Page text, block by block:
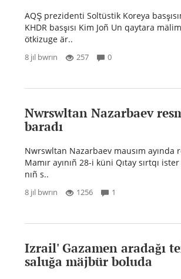
AQŞ prezidenti Soltüstik Koreya
KHDR basşısı Kim Joñ Un qaytara
ötkizuge är..
8 jıl bwrın 257 0
Nwrswltan Nazarbaev
baradı
Nwrswltan Nazarbaev mausım ayında
Mamır ayınıñ 28-i küni Qıtay sırtqı
nıñ s..
8 jıl bwrın 1256 1
Izrail' Gazamen aradağı
saluğa mäjbür boluda